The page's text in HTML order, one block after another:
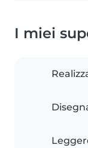
I miei